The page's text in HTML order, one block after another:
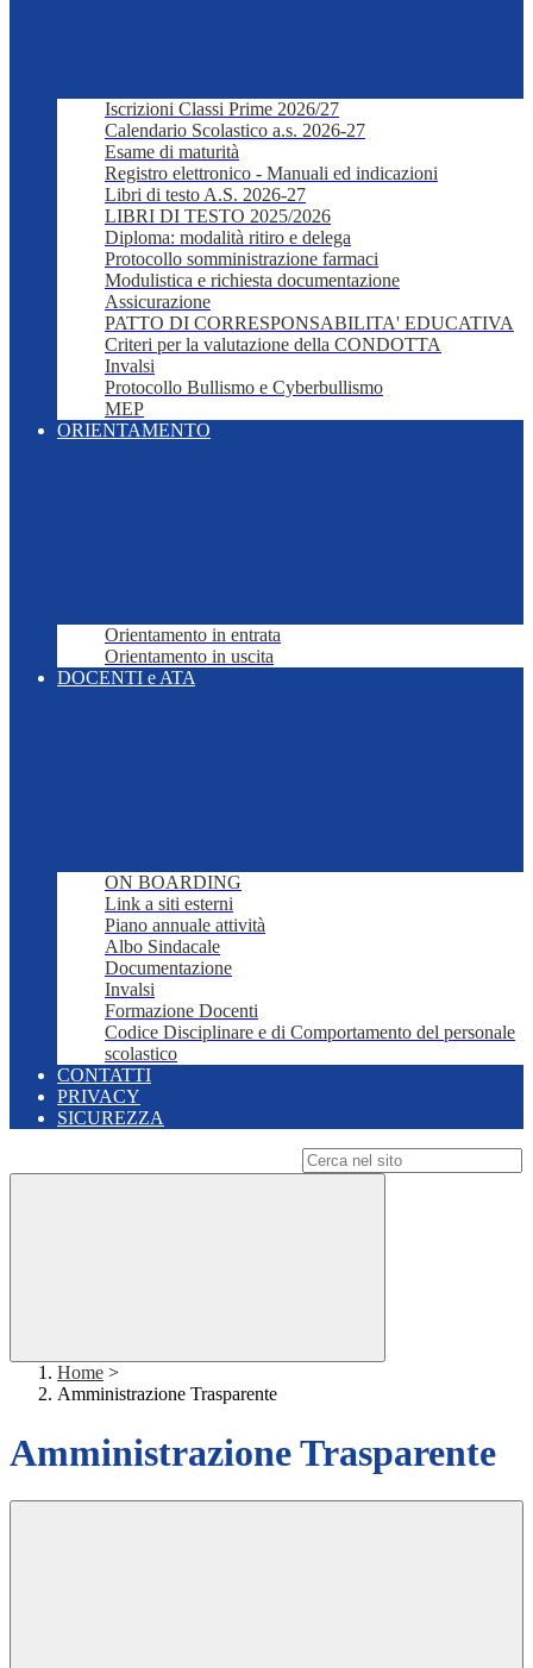
Iscrizioni Classi Prime 2026/27
Calendario Scolastico a.s. 2026-27
Esame di maturità
Registro elettronico - Manuali ed indicazioni
Libri di testo A.S. 2026-27
LIBRI DI TESTO 2025/2026
Diploma: modalità ritiro e delega
Protocollo somministrazione farmaci
Modulistica e richiesta documentazione
Assicurazione
PATTO DI CORRESPONSABILITA' EDUCATIVA
Criteri per la valutazione della CONDOTTA
Invalsi
Protocollo Bullismo e Cyberbullismo
MEP
ORIENTAMENTO
Orientamento in entrata
Orientamento in uscita
DOCENTI e ATA
ON BOARDING
Link a siti esterni
Piano annuale attività
Albo Sindacale
Documentazione
Invalsi
Formazione Docenti
Codice Disciplinare e di Comportamento del personale
scolastico
CONTATTI
PRIVACY
SICUREZZA
Home >
Amministrazione Trasparente
Amministrazione Trasparente